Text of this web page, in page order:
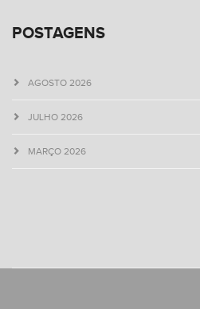
POSTAGENS
AGOSTO 2026
JULHO 2026
MARÇO 2026